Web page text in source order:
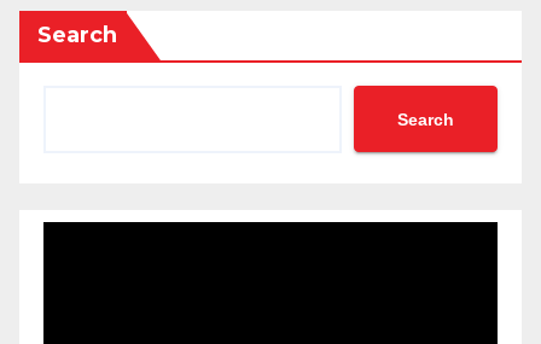
Search
Search